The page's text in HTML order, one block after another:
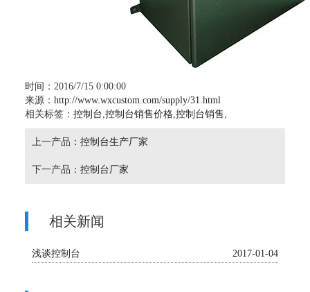
时间：2016/7/15 0:00:00
来源： http://www.wxcustom.com/supply/31.html
相关标签： 控制台,控制台销售价格,控制台销售,
上一产品： 控制台生产厂家
下一产品： 控制台厂家
相关新闻
2017-01-04
浅谈控制台